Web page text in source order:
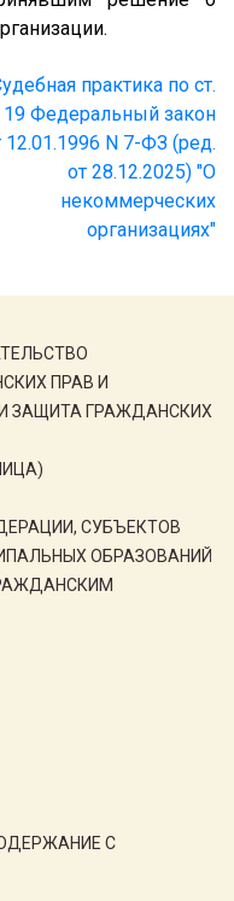
ПРАВ И
ЗАЩИТА ГРАЖДАНСКИХ
СУБЪЕКТОВ
ОБРАЗОВАНИЙ
С
практика по ст.
19 Федеральный закон
12.01.1996 N 7-ФЗ (ред.
от 28.12.2025) "О
некоммерческих
организациях"